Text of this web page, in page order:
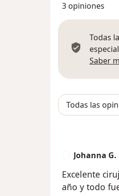
3 opiniones
Todas
Saber
Johanna G.
Excelente
año y todo